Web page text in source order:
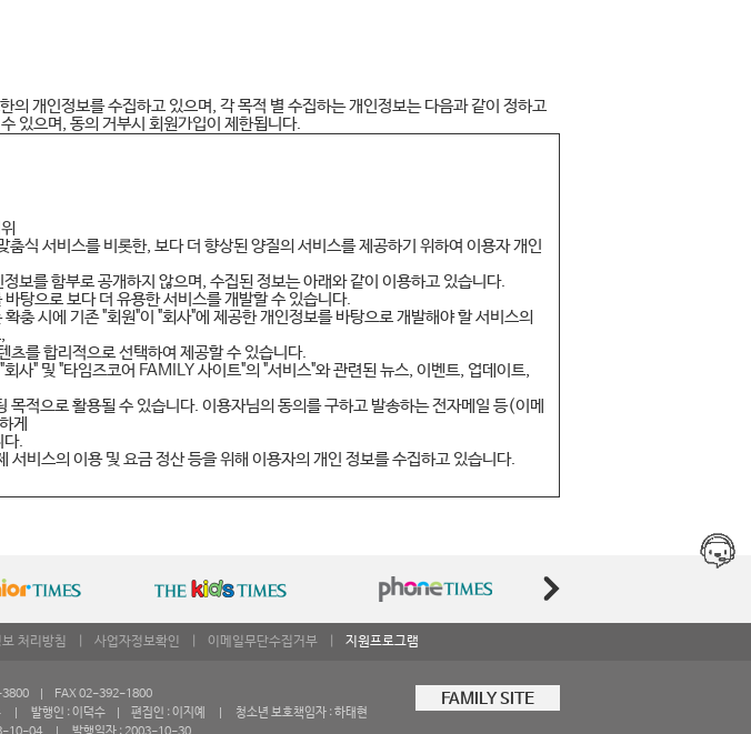
칭
고 있지 않은 모든 회원
위하여 이용자가 선정하고 회사가 부여하는 영문자 또는 숫자의 조합
호를 위해 회원 자신이 설정한 문자, 숫자 또는 양자의 조합
시작일을 설정할 수 있는 기능
해 판매가의 일정금액 또는 일정비율로 할인구매할 수 있는 온-오프라인상의 인증
에 공시함으로써 효력을 발생하며, 합리적인 사유가 발생할 경우 관련법령에 위배
.
일자 전일까지 웹사이트 초기화면에 공지합니다.
타임즈코어 FAMILY 사이트를 방문하여 약관의 변경사항을 확인하는 것에 동의함
하는 이용자의 피해는 회사에서 책임지지 않습니다.
경우 회원 탈퇴를 요청할 수 있으며, 변경된 약관의 효력 발생일로부터 7일 이후에도
사항에 동의한 것으로 간주됩니다.
스에 관한 이용안내(이하 “서비스별 안내”라 합니다)와 함께 적용합니다.
해서는 관계법령 및 서비스별 안내의 취지에 따라 적용할 수 있습니다.
위해서는 회사에서 요청하는 정보(이름, 생년월일, 주소, 연락처 등)를 가입신청
아래의 각호의 기준에 따릅니다.
호를 입력해야 하며 법정대리인의 약관 동의 의사가 있어야 "회원"으로 등록됩니
의 개인정보를 수집하고 있으며, 각 목적 별 수집하는 개인정보는 다음과 같이 정하고
있으며, 동의 거부시 회원가입이 제한됩니다.
춤식 서비스를 비롯한, 보다 더 향상된 양질의 서비스를 제공하기 위하여 이용자 개인
보를 함부로 공개하지 않으며, 수집된 정보는 아래와 같이 이용하고 있습니다.
탕으로 보다 더 유용한 서비스를 개발할 수 있습니다.
시에 기존 "회원"이 "회사"에 제공한 개인정보를 바탕으로 개발해야 할 서비스의
를 합리적으로 선택하여 제공할 수 있습니다.
사" 및 "타임즈코어 FAMILY 사이트"의 "서비스"와 관련된 뉴스, 이벤트, 업데이트,
으로 활용될 수 있습니다. 이용자님의 동의를 구하고 발송하는 전자메일 등(이메
게
.
비스의 이용 및 요금 정산 등을 위해 이용자의 개인 정보를 수집하고 있습니다.
호, 자동이체 결제를 선택하면 자동이체 은행명, 계좌번호, 예금주 등 결제 관련 정보
해 입력하시면 되며, 입력하신 결제 정보는 대금 결제 이외의 어떠한 목적으로도 사
활 등)는 가급적 수집하지 않으며 부득이하게 수집하는 경우 이용자들의 사전 동의
처리방침 사업자정보확인 이메일무단수집거부 지원프로그램
3800 | FAX 02-392-1800
발행인 : 이덕수 | 편집인 : 이지예 | 청소년 보호책임자 : 하태현
FAMILY SITE